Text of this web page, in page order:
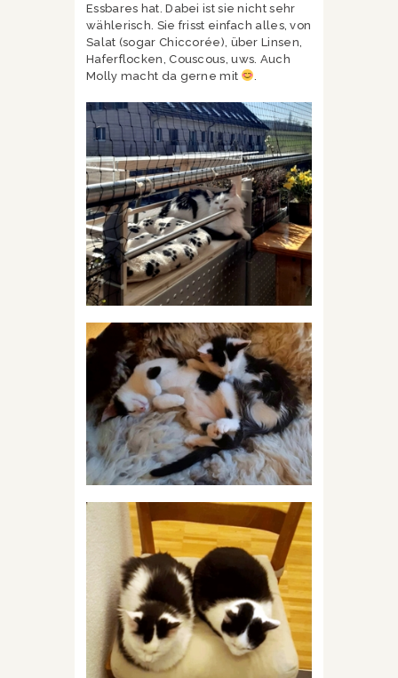
Essbares hat. Dabei ist sie nicht sehr
wählerisch. Sie frisst einfach alles, von
Salat (sogar Chiccorée), über Linsen,
Haferflocken, Couscous, uws. Auch
Molly macht da gerne mit
.